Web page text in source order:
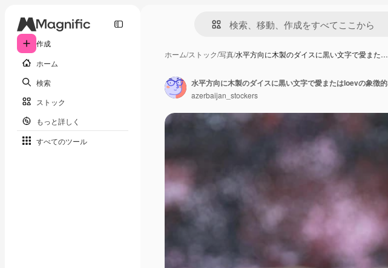
作成
ホーム
検索
ストック
もっと詳しく
すべてのツール
ホーム/ストック/写真/水平方向に木製のダイスに黒い文字で愛また…
azerbaijan_stockers